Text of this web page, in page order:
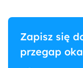
Zapisz się
przegap